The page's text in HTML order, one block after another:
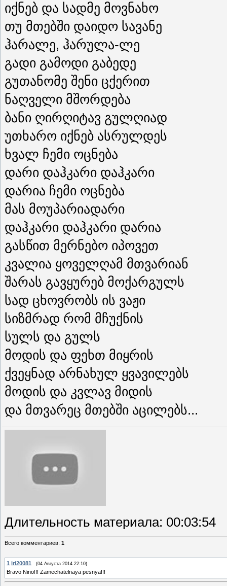
იქნებ და სადმე მოვნახო
თუ მთებში დაიდო სავანე
ჰარალე, ჰარულა-ლე
გადი გამოდი გაბედე
გუთანომე შენი ცქერით
ნაღველი მშორდება
ბანი ღირღიტავ გულღიად
უთხარო იქნებ ასრულდეს
ხვალ ჩემი ოცნება
დარი დაჰკარი დაჰკარი
დარია ჩემი ოცნება
მას მოუპარიადარი
დაჰკარი დაჰკარი დარია
გასწით მერნებო იპოვეთ
კვალია ყოველღამ მთვარიან
შარას გავყურებ მოქარგულს
სად ცხოვრობს ის ვაჟი
სიზმრად რომ მჩუქნის
სულს და გულს
მოდის და ფეხთ მიყრის
ქვეყნად არნახულ ყვავილებს
მოდის და კვლავ მიდის
და მთვარეც მთებში აცილებს...
Длительность материала: 00:03:54
Всего комментариев: 1
1 iri20081 (04 Августа 2014 22:10)
Bravo Nino!!! Zamechatelnaya pesnya!!!